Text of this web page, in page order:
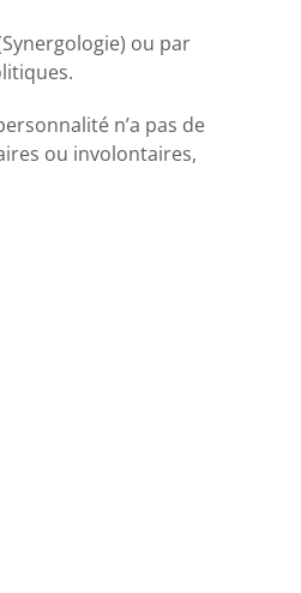
ou par
n’a pas de
ou involontaires,